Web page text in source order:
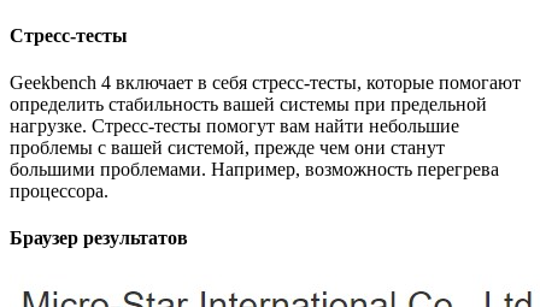
Стресс-тесты
Geekbench 4 включает в себя стресс-тесты, которые помогают
определить стабильность вашей системы при предельной
нагрузке. Стресс-тесты помогут вам найти небольшие
проблемы с вашей системой, прежде чем они станут
большими проблемами. Например, возможность перегрева
процессора.
Браузер результатов